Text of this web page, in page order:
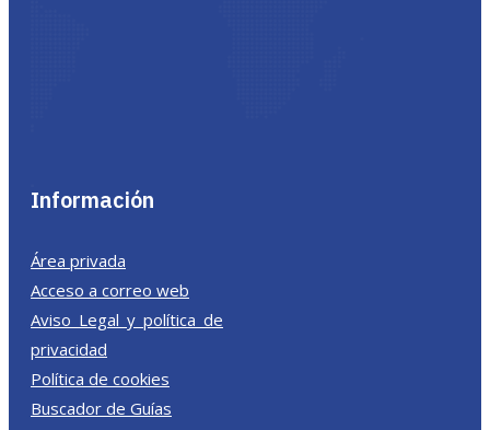
Información
Área privada
Acceso a correo web
Aviso Legal y política de
privacidad
Política de cookies
Buscador de Guías